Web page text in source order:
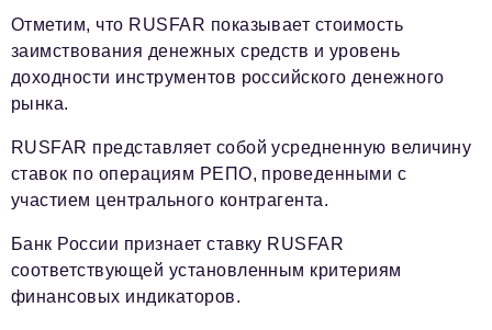
Отметим, что RUSFAR показывает стоимость
заимствования денежных средств и уровень
доходности инструментов российского денежного
рынка.
RUSFAR представляет собой усредненную величину
ставок по операциям РЕПО, проведенными с
участием центрального контрагента.
Банк России признает ставку RUSFAR
соответствующей установленным критериям
финансовых индикаторов.